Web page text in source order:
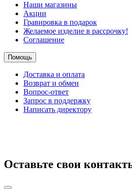
Наши магазины
Акции
Гравировка в подарок
Желаемое изделие в рассрочку!
Соглашение
Помощь
Доставка и оплата
Возврат и обмен
Вопрос-ответ
Запрос в поддержку
Написать директору
Оставьте свои